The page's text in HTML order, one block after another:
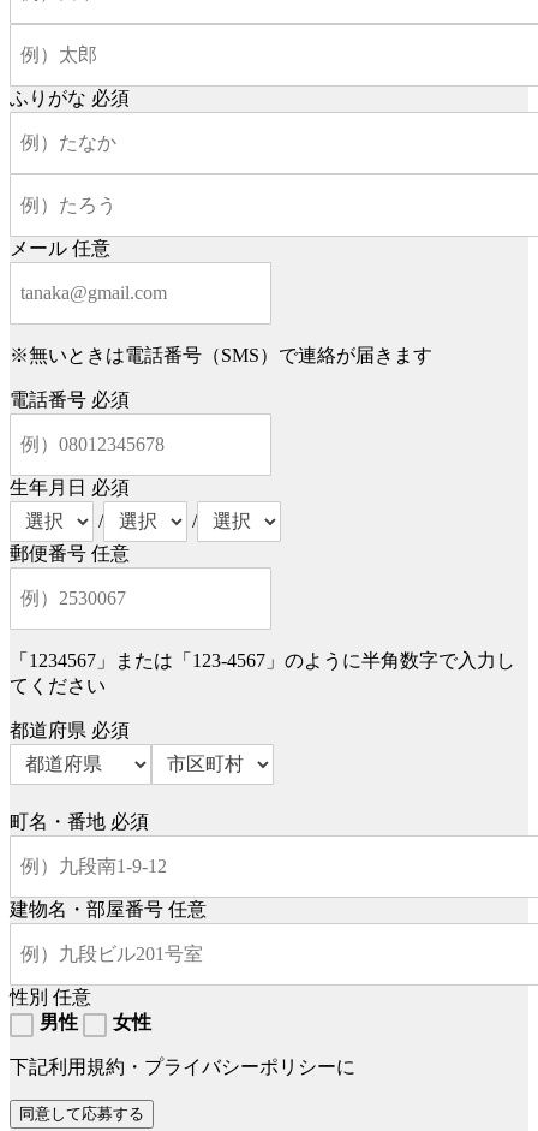
ふりがな 必須
メール 任意
※無いときは電話番号（SMS）で連絡が届きます
電話番号 必須
生年月日 必須
/
/
郵便番号 任意
「1234567」または「123-4567」のように半角数字で入力し
てください
都道府県 必須
町名・番地 必須
建物名・部屋番号 任意
性別 任意
男性
女性
下記利用規約・プライバシーポリシーに